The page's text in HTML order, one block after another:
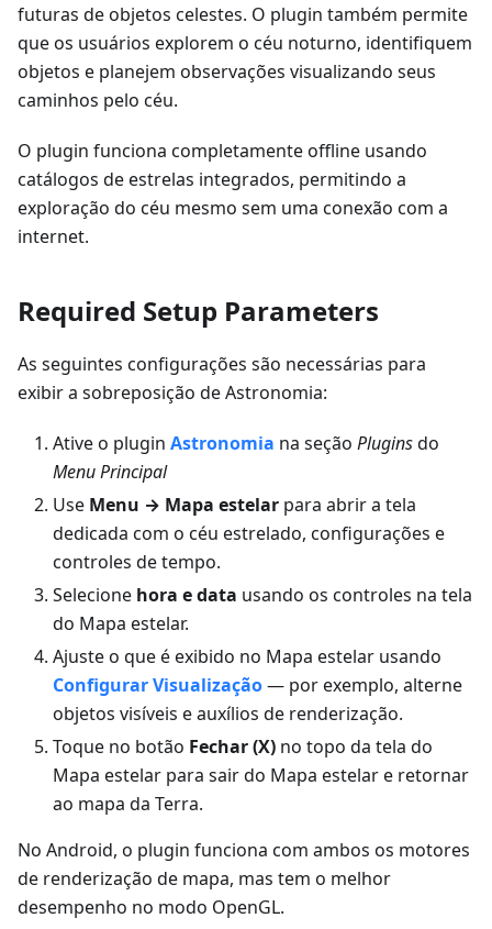
futuras de objetos celestes. O plugin também permite
que os usuários explorem o céu noturno, identifiquem
objetos e planejem observações visualizando seus
caminhos pelo céu.
O plugin funciona completamente offline usando
catálogos de estrelas integrados, permitindo a
exploração do céu mesmo sem uma conexão com a
internet.
Required Setup Parameters
As seguintes configurações são necessárias para
exibir a sobreposição de Astronomia:
Ative o plugin Astronomia na seção Pluginsdo
Menu Principal
Use Menu → Mapa estelar para abrir a tela
dedicada com o céu estrelado, configurações e
controles de tempo.
Selecione hora e data usando os controles na tela
do Mapa estelar.
Ajuste o que é exibido no Mapa estelar usando
Configurar Visualização— por exemplo, alterne
objetos visíveis e auxílios de renderização.
Toque no botão Fechar (X) no topo da tela do
Mapa estelar para sair do Mapa estelar e retornar
ao mapa da Terra.
No Android, o plugin funciona com ambos os motores
de renderização de mapa, mas tem o melhor
desempenho no modo OpenGL.